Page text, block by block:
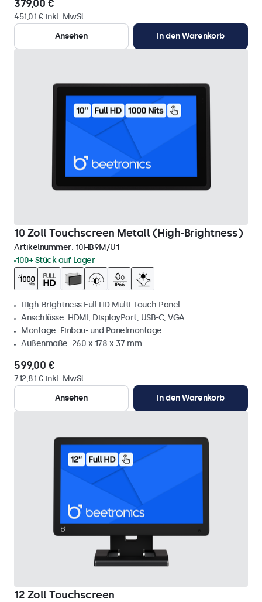
379,00 €
451,01 € inkl. MwSt.
Ansehen
In den Warenkorb
10 Zoll Touchscreen Metall (High-Brightness)
Artikelnummer: 10HB9M/U1
100+ Stück auf Lager
High-Brightness Full HD Multi-Touch Panel
Anschlüsse: HDMI, DisplayPort, USB-C, VGA
Montage: Einbau- und Panelmontage
Außenmaße: 260 x 178 x 37 mm
599,00 €
712,81 € inkl. MwSt.
Ansehen
In den Warenkorb
12 Zoll Touchscreen